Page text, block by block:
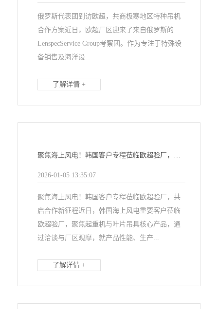
俄罗斯代表团到访欧超，共商极寒地区特种吊机
合作方案近日，欧超厂区迎来了来自俄罗斯的
LenspecService Group考察团。作为专注于特殊设
备销售及海洋设...
了解详情 +
聚焦海上风电！韩国客户专程莅临欧超验厂，共启合作新征程
2026-01-05 13:35:07
聚焦海上风电！韩国客户专程莅临欧超验厂，共
启合作新征程近日，韩国海上风电重要客户莅临
欧超验厂，聚焦起重机与叶片吊具核心产品，通
过洽谈与厂区观摩，就产品性能、生产...
了解详情 +